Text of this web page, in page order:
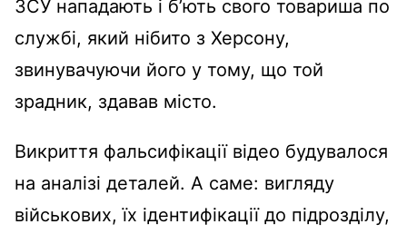
ЗСУ нападають і б’ють свого товариша по
службі, який нібито з Херсону,
звинувачуючи його у тому, що той
зрадник, здавав місто.
Викриття фальсифікації відео будувалося
на аналізі деталей. А саме: вигляду
військових, їх ідентифікації до підрозділу,